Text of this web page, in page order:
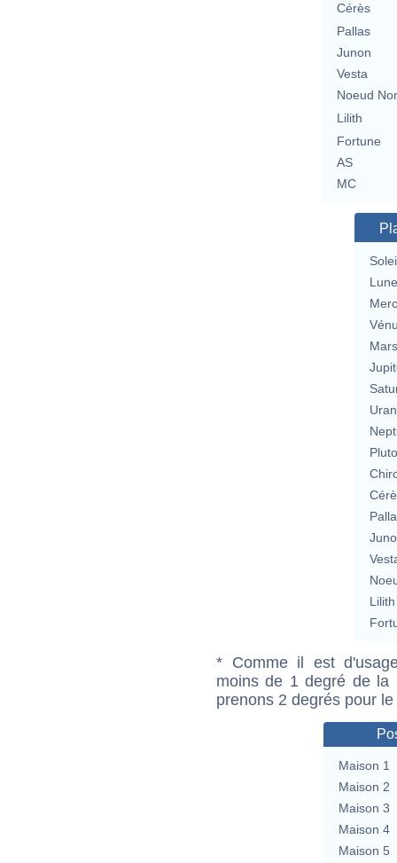
Cérès
Pallas
Junon
Vesta
Noeud
Lilith
Fortune
AS
MC
Lune
Mars
Lilith
* Comme il est
moins de 1 degré de la
prenons 2 degrés pour
Maison 1
Maison 2
Maison 3
Maison 4
Maison 5